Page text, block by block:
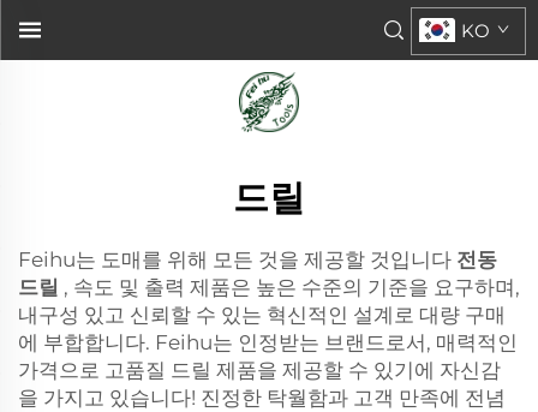
KO
드릴
Feihu는 도매를 위해 모든 것을 제공할 것입니다 전동
드릴 , 속도 및 출력 제품은 높은 수준의 기준을 요구하며,
내구성 있고 신뢰할 수 있는 혁신적인 설계로 대량 구매
에 부합합니다. Feihu는 인정받는 브랜드로서, 매력적인
가격으로 고품질 드릴 제품을 제공할 수 있기에 자신감
을 가지고 있습니다! 진정한 탁월함과 고객 만족에 전념